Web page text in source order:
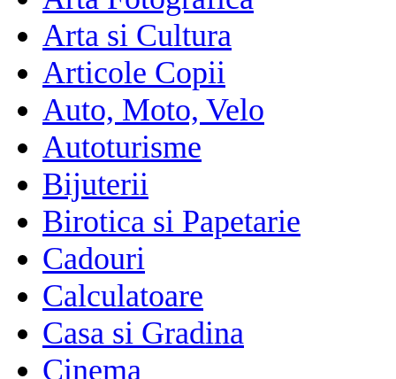
Arta si Cultura
Articole Copii
Auto, Moto, Velo
Autoturisme
Bijuterii
Birotica si Papetarie
Cadouri
Calculatoare
Casa si Gradina
Cinema